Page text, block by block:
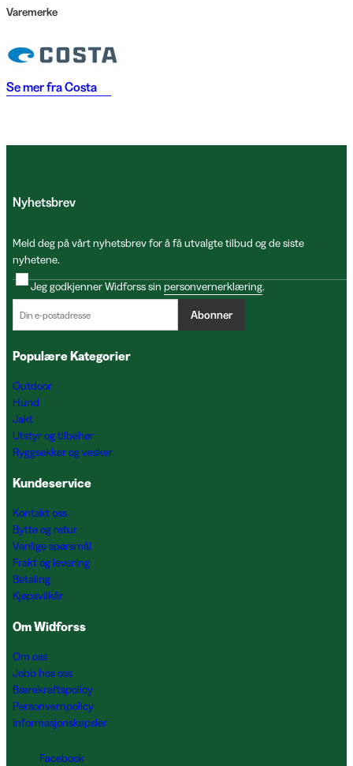
Varemerke
Se mer fraCosta
Nyhetsbrev
Meld deg på vårt nyhetsbrev for å få utvalgte tilbud og de siste
nyhetene.
Jeg godkjenner Widforss sin personvernerklæring.
Abonner
Populære Kategorier
Outdoor
Hund
Jakt
Utstyr og tilbehør
Ryggsekker og vesker
Kundeservice
Kontakt oss
Bytte og retur
Vanlige spørsmål
Frakt og levering
Betaling
Kjøpsvilkår
Om Widforss
Om oss
Jobb hos oss
Bærekraftspolicy
Personvernpolicy
Informasjonskapsler
Facebook